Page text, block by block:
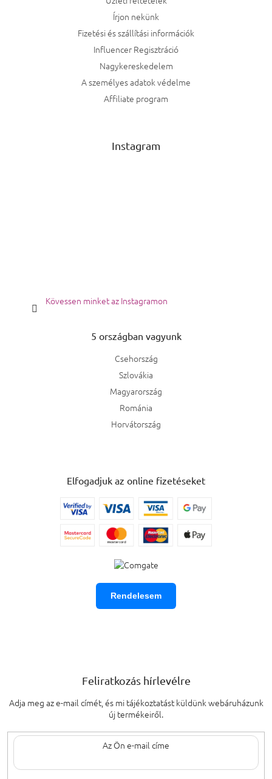
Írjon nekünk
Fizetési és szállítási információk
Influencer Regisztráció
Nagykereskedelem
A személyes adatok védelme
Affiliate program
Instagram
Kövessen minket az Instagramon
5 országban vagyunk
Csehország
Szlovákia
Magyarország
Románia
Horvátország
Elfogadjuk az online fizetéseket
Rendelesem
Feliratkozás hírlevélre
Adja meg az e-mail címét, és mi tájékoztatást küldünk webáruházunk
új termékeiről.